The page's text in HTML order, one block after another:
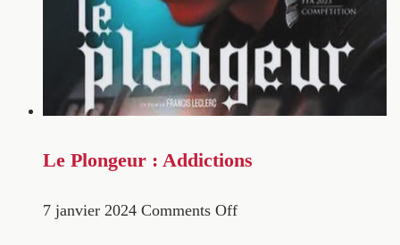
Le Plongeur : Addictions
7 janvier 2024 Comments Off